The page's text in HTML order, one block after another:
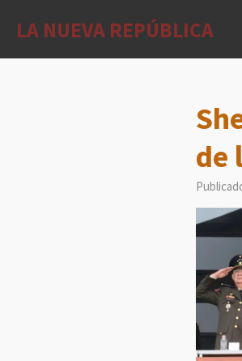
LA NUEVA REPÚBLICA
de